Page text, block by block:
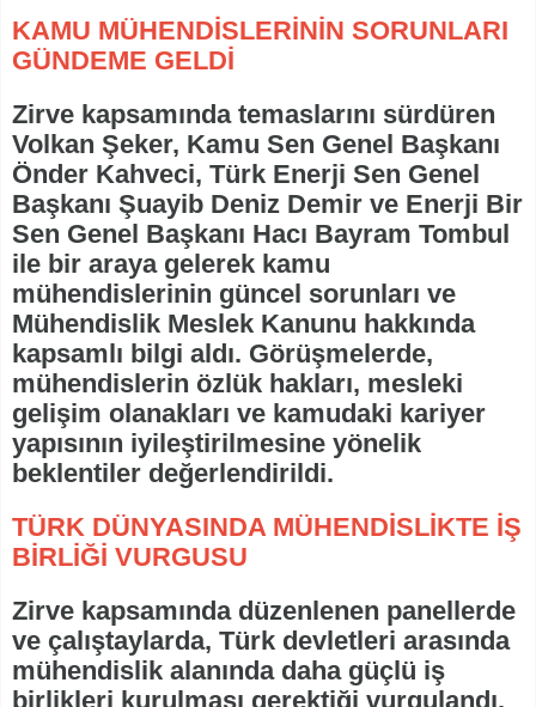
KAMU MÜHENDİSLERİNİN SORUNLARI
GÜNDEME GELDİ
Zirve kapsamında temaslarını sürdüren
Volkan Şeker, Kamu Sen Genel Başkanı
Önder Kahveci, Türk Enerji Sen Genel
Başkanı Şuayib Deniz Demir ve Enerji Bir
Sen Genel Başkanı Hacı Bayram Tombul
ile bir araya gelerek kamu
mühendislerinin güncel sorunları ve
Mühendislik Meslek Kanunu hakkında
kapsamlı bilgi aldı. Görüşmelerde,
mühendislerin özlük hakları, mesleki
gelişim olanakları ve kamudaki kariyer
yapısının iyileştirilmesine yönelik
beklentiler değerlendirildi.
TÜRK DÜNYASINDA MÜHENDİSLİKTE İŞ
BİRLİĞİ VURGUSU
Zirve kapsamında düzenlenen panellerde
ve çalıştaylarda, Türk devletleri arasında
mühendislik alanında daha güçlü iş
birlikleri kurulması gerektiği vurgulandı.